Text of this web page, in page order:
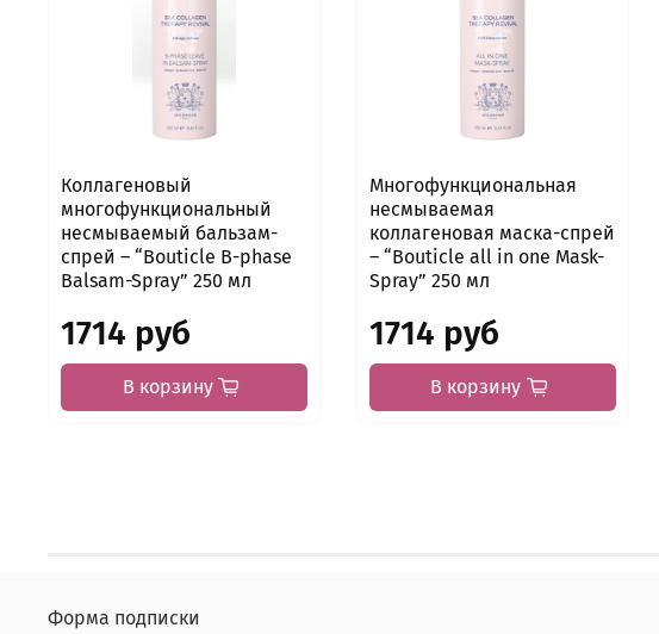
Коллагеновый
многофункциональный
несмываемый бальзам-
спрей – “Bouticle B-phase
Balsam-Spray” 250 мл
1714 руб
В корзину
Многофункциональная
несмываемая
коллагеновая маска-спрей
– “Bouticle all in one Mask-
Spray” 250 мл
1714 руб
В корзину
Форма подписки